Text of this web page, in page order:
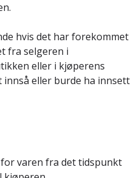
hvis det har forekommet
fra selgeren i
eller i kjøperens
eller burde ha innsett
varen fra det tidspunkt